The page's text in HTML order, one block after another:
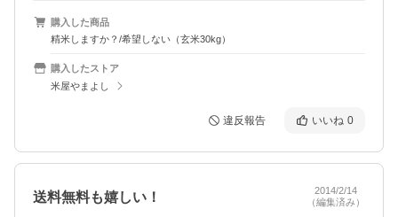
購入した商品
精米しますか？/希望しない（玄米30kg）
購入したストア
米屋やまよし
違反報告 いいね 0
送料無料も嬉しい！
2014/2/14
（編集済み）